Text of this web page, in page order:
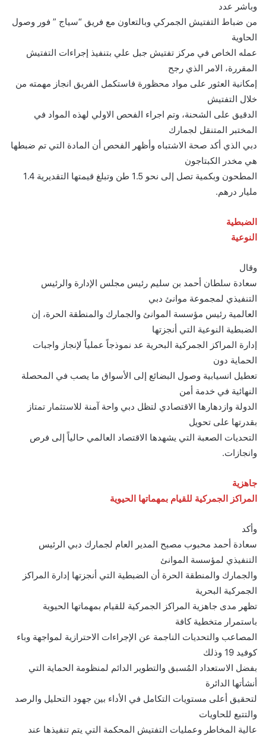
وباشر عدد
من ضباط التفتيش الجمركي وبالتعاون مع فريق “سياج ” فور وصول
الحاوية
عمله الخاص في مركز تفتيش جبل علي بتنفيذ إجراءات التفتيش
المقررة، الامر الذي رجح
إمكانية العثور على مواد محظورة فاستكمل الفريق انجاز مهمته من
خلال التفتيش
الدقيق على الشحنة، وتم اجراء الفحص الاولي لهذه المواد في
المختبر المتنقل لجمارك
دبي الذي أكد صحة الاشتباه وأظهر الفحص أن المادة التي تم ضبطها
هي مخدر الكبتاجون
المطحون وبكمية تصل إلى نحو 1.5 طن وتبلغ قيمتها التقديرية 1.4
مليار درهم.
الضبطية
النوعية
وقال
سعادة سلطان أحمد بن سليم رئيس مجلس الإدارة والرئيس
التنفيذي لمجموعة موانئ دبي
العالمية رئيس مؤسسة الموانئ والجمارك والمنطقة الحرة، إن
الضبطية النوعية التي أنجزتها
إدارة المراكز الجمركية البحرية عد نموذجاً عملياً لإنجاز واجبات
الحماية دون
تعطيل انسيابية وصول البضائع إلى الأسواق ما يصب في المحصلة
النهائية في خدمة أمن
الدولة وازدهارها الاقتصادي لتظل دبي واحة آمنة للاستثمار تمتاز
بقدرتها على تحويل
التحديات الصعبة التي يشهدها الاقتصاد العالمي حالياً إلى فرص
وانجازات.
جاهزية
المراكز الجمركية للقيام بمهماتها الحيوية
وأكد
سعادة أحمد محبوب مصبح المدير العام لجمارك دبي الرئيس
التنفيذي لمؤسسة الموانئ
والجمارك والمنطقة الحرة أن الضبطية التي أنجزتها إدارة المراكز
الجمركية البحرية
تظهر مدى جاهزية المراكز الجمركية للقيام بمهماتها الحيوية
باستمرار متخطية كافة
المصاعب والتحديات الناجمة عن الإجراءات الاحترازية لمواجهة وباء
كوفيد 19 وذلك
بفضل الاستعداد المُسبق والتطوير الدائم لمنظومة الحماية التي
أنشأتها الدائرة
لتحقيق أعلى مستويات التكامل في الأداء بين جهود التحليل والرصد
والتتبع للحاويات
عالية المخاطر وعمليات التفتيش المحكمة التي يتم تنفيذها عند